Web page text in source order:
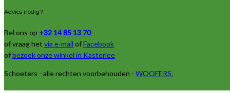
Advies nodig?
Bel ons op +32 14 85 13 70
of vraag het via e-mail ofFacebook
ofbezoek onze winkel in Kasterlee
Schoeters - alle rechten voorbehouden - WOOFERS.